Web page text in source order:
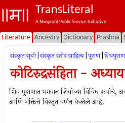
TransLiteral
A Nonprofit Public Service Initiative.
Literature Ancestry Dictionary Prashna
संस्कृत सूची संस्कृत स्तोत्र साहित्य पुराण
कोटिरुद्रसंहिता -
शिव पुराणात भगवान शिवांच्या विविध रूपांचे,
आणि भक्तिचे विस्तृत वर्णन केलेले आहे.